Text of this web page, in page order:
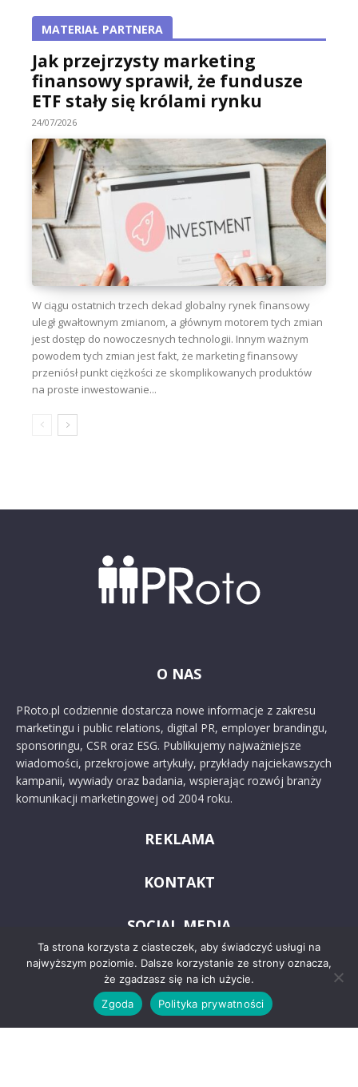
MATERIAŁ PARTNERA
Jak przejrzysty marketing
finansowy sprawił, że fundusze
ETF stały się królami rynku
24/07/2026
W ciągu ostatnich trzech dekad globalny rynek finansowy
uległ gwałtownym zmianom, a głównym motorem tych zmian
jest dostęp do nowoczesnych technologii. Innym ważnym
powodem tych zmian jest fakt, że marketing finansowy
przeniósł punkt ciężkości ze skomplikowanych produktów
na proste inwestowanie...
O NAS
PRoto.pl codziennie dostarcza nowe informacje z zakresu
marketingu i public relations, digital PR, employer brandingu,
sponsoringu, CSR oraz ESG. Publikujemy najważniejsze
wiadomości, przekrojowe artykuły, przykłady najciekawszych
kampanii, wywiady oraz badania, wspierając rozwój branży
komunikacji marketingowej od 2004 roku.
REKLAMA
KONTAKT
SOCIAL MEDIA
Ta strona korzysta z ciasteczek, aby świadczyć usługi na
najwyższym poziomie. Dalsze korzystanie ze strony oznacza,
że zgadzasz się na ich użycie.
Zgoda
Polityka prywatności